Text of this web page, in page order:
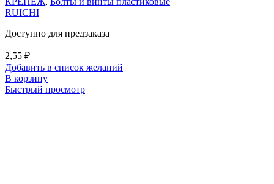
RUICHI
Доступно для предзаказа
2,55 ₽
Добавить в список желаний
В корзину
Быстрый просмотр